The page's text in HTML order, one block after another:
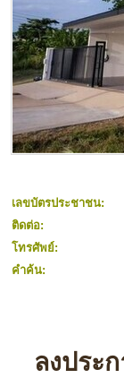
เลขบัตรประชาชน:
ติดต่อ:
โทรศัพย์:
คำค้น:
ลงประ